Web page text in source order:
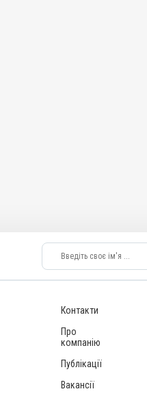
Контакти
Про
компанію
Публікації
Вакансії